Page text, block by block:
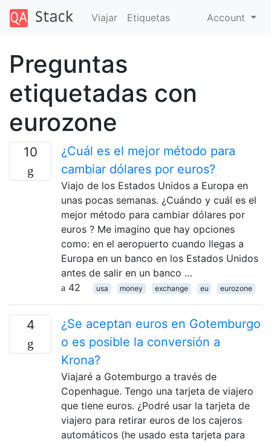
Viajar Etiquetas Account
Preguntas
etiquetadas con
eurozone
10
¿Cuál es el mejor método para
cambiar dólares por euros?
Viajo de los Estados Unidos a Europa en
unas pocas semanas. ¿Cuándo y cuál es el
mejor método para cambiar dólares por
euros ? Me imagino que hay opciones
como: en el aeropuerto cuando llegas a
Europa en un banco en los Estados Unidos
antes de salir en un banco …
42
usa money exchange eu eurozone
4
¿Se aceptan euros en Gotemburgo
o es posible la conversión a
Krona?
Viajaré a Gotemburgo a través de
Copenhague. Tengo una tarjeta de viajero
que tiene euros. ¿Podré usar la tarjeta de
viajero para retirar euros de los cajeros
automáticos (he usado esta tarjeta para